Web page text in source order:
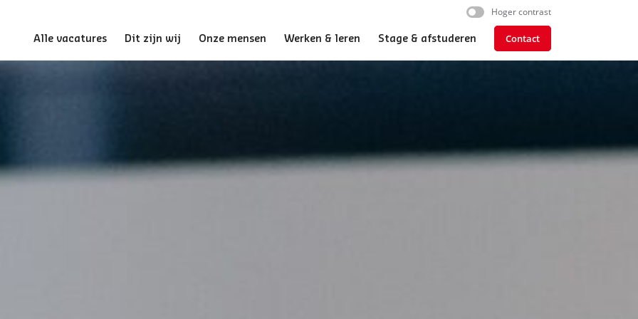
Alle vacatures Dit zijn wij Onze mensen Werken & leren Stage & afstuderen Contact
Hoger contrast